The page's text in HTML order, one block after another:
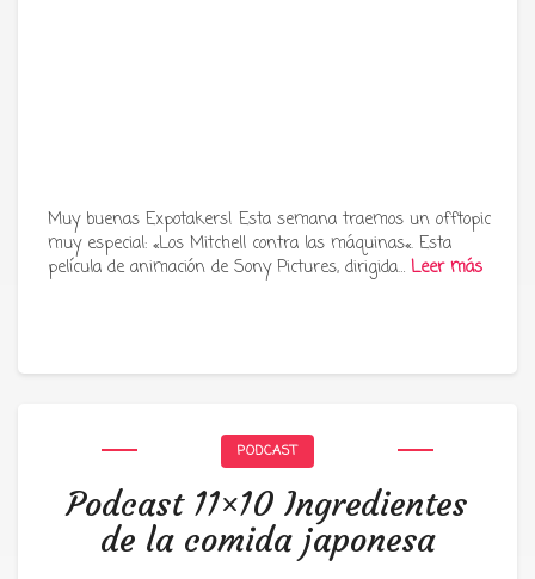
Muy buenas Expotakers! Esta semana traemos un offtopic
muy especial: «Los Mitchell contra las máquinas«. Esta
película de animación de Sony Pictures, dirigida… Leer más
PODCAST
Podcast 11×10 Ingredientes
de la comida japonesa